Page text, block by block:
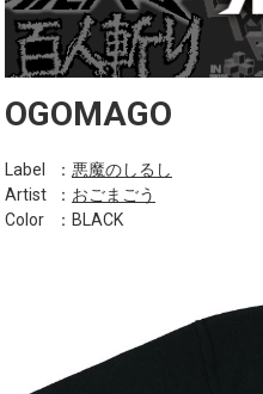
OGOMAGO
Label ： 悪魔のしるし
Artist
： おごまごう
Color
：BLACK